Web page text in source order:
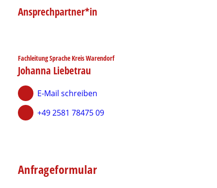
Ansprechpartner*in
Fachleitung Sprache Kreis Warendorf
Johanna Liebetrau
E-Mail schreiben
+49 2581 78475 09
Anfrageformular